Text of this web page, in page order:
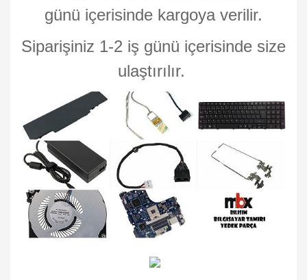
günü içerisinde kargoya verilir.
Siparişiniz 1-2 iş günü içerisinde size
ulaştırılır.